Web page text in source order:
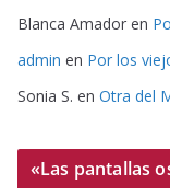
Blanca Amador en
admin en Por los
Sonia S. en Otra del
«Las pantallas